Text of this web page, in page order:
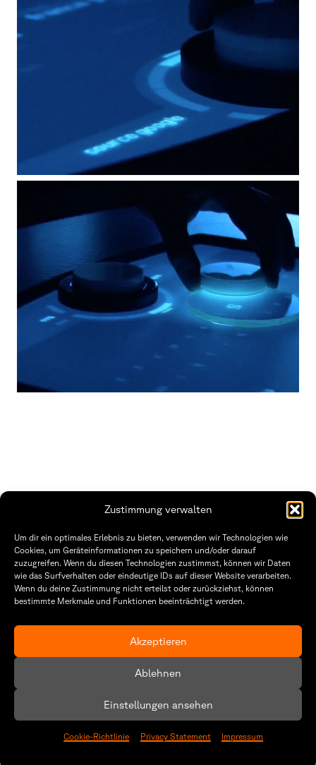
Zustimmung verwalten
Um dir ein optimales Erlebnis zu bieten, verwenden wir Technologien wie
Cookies, um Geräteinformationen zu speichern und/oder darauf
zuzugreifen. Wenn du diesen Technologien zustimmst, können wir Daten
wie das Surfverhalten oder eindeutige IDs auf dieser Website verarbeiten.
Wenn du deine Zustimmung nicht erteilst oder zurückziehst, können
bestimmte Merkmale und Funktionen beeinträchtigt werden.
Akzeptieren
Ablehnen
Einstellungen ansehen
Cookie-Richtlinie Privacy Statement Impressum
THWS | Fakultät Gestaltung Würzburg
Technische Hochschule
Würzburg-Schweinfurt
Sanderheinrichsleitenweg 20
tel: +49 931 35 11 93 02
Öffnungszeiten Dekanat
Montag – Freitag
8:30 – 12:00
8:30 – 15:30
Datenschutzerklärung